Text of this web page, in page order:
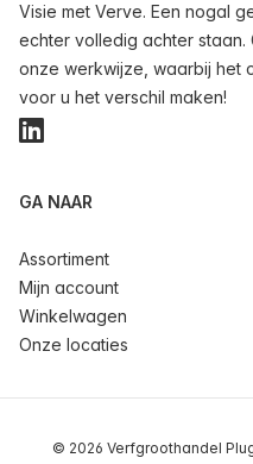
Visie met Verve. Een nogal
echter volledig achter staan.
onze werkwijze, waarbij het
voor u het verschil maken!
LinkedIn
GA NAAR
Assortiment
Mijn account
Winkelwagen
Onze locaties
© 2026 Verfgroothandel